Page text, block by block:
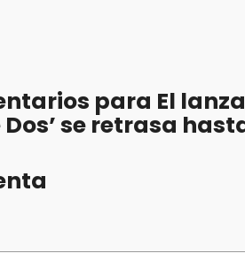
para El
se retrasa